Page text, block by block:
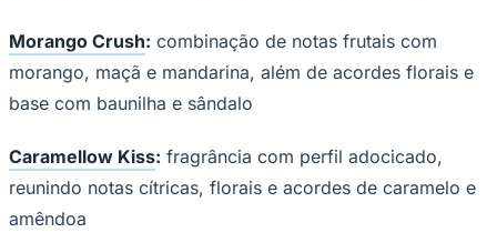
Morango Crush: combinação de notas frutais com
morango, maçã e mandarina, além de acordes florais e
base com baunilha e sândalo
Caramellow Kiss: fragrância com perfil adocicado,
reunindo notas cítricas, florais e acordes de caramelo e
amêndoa